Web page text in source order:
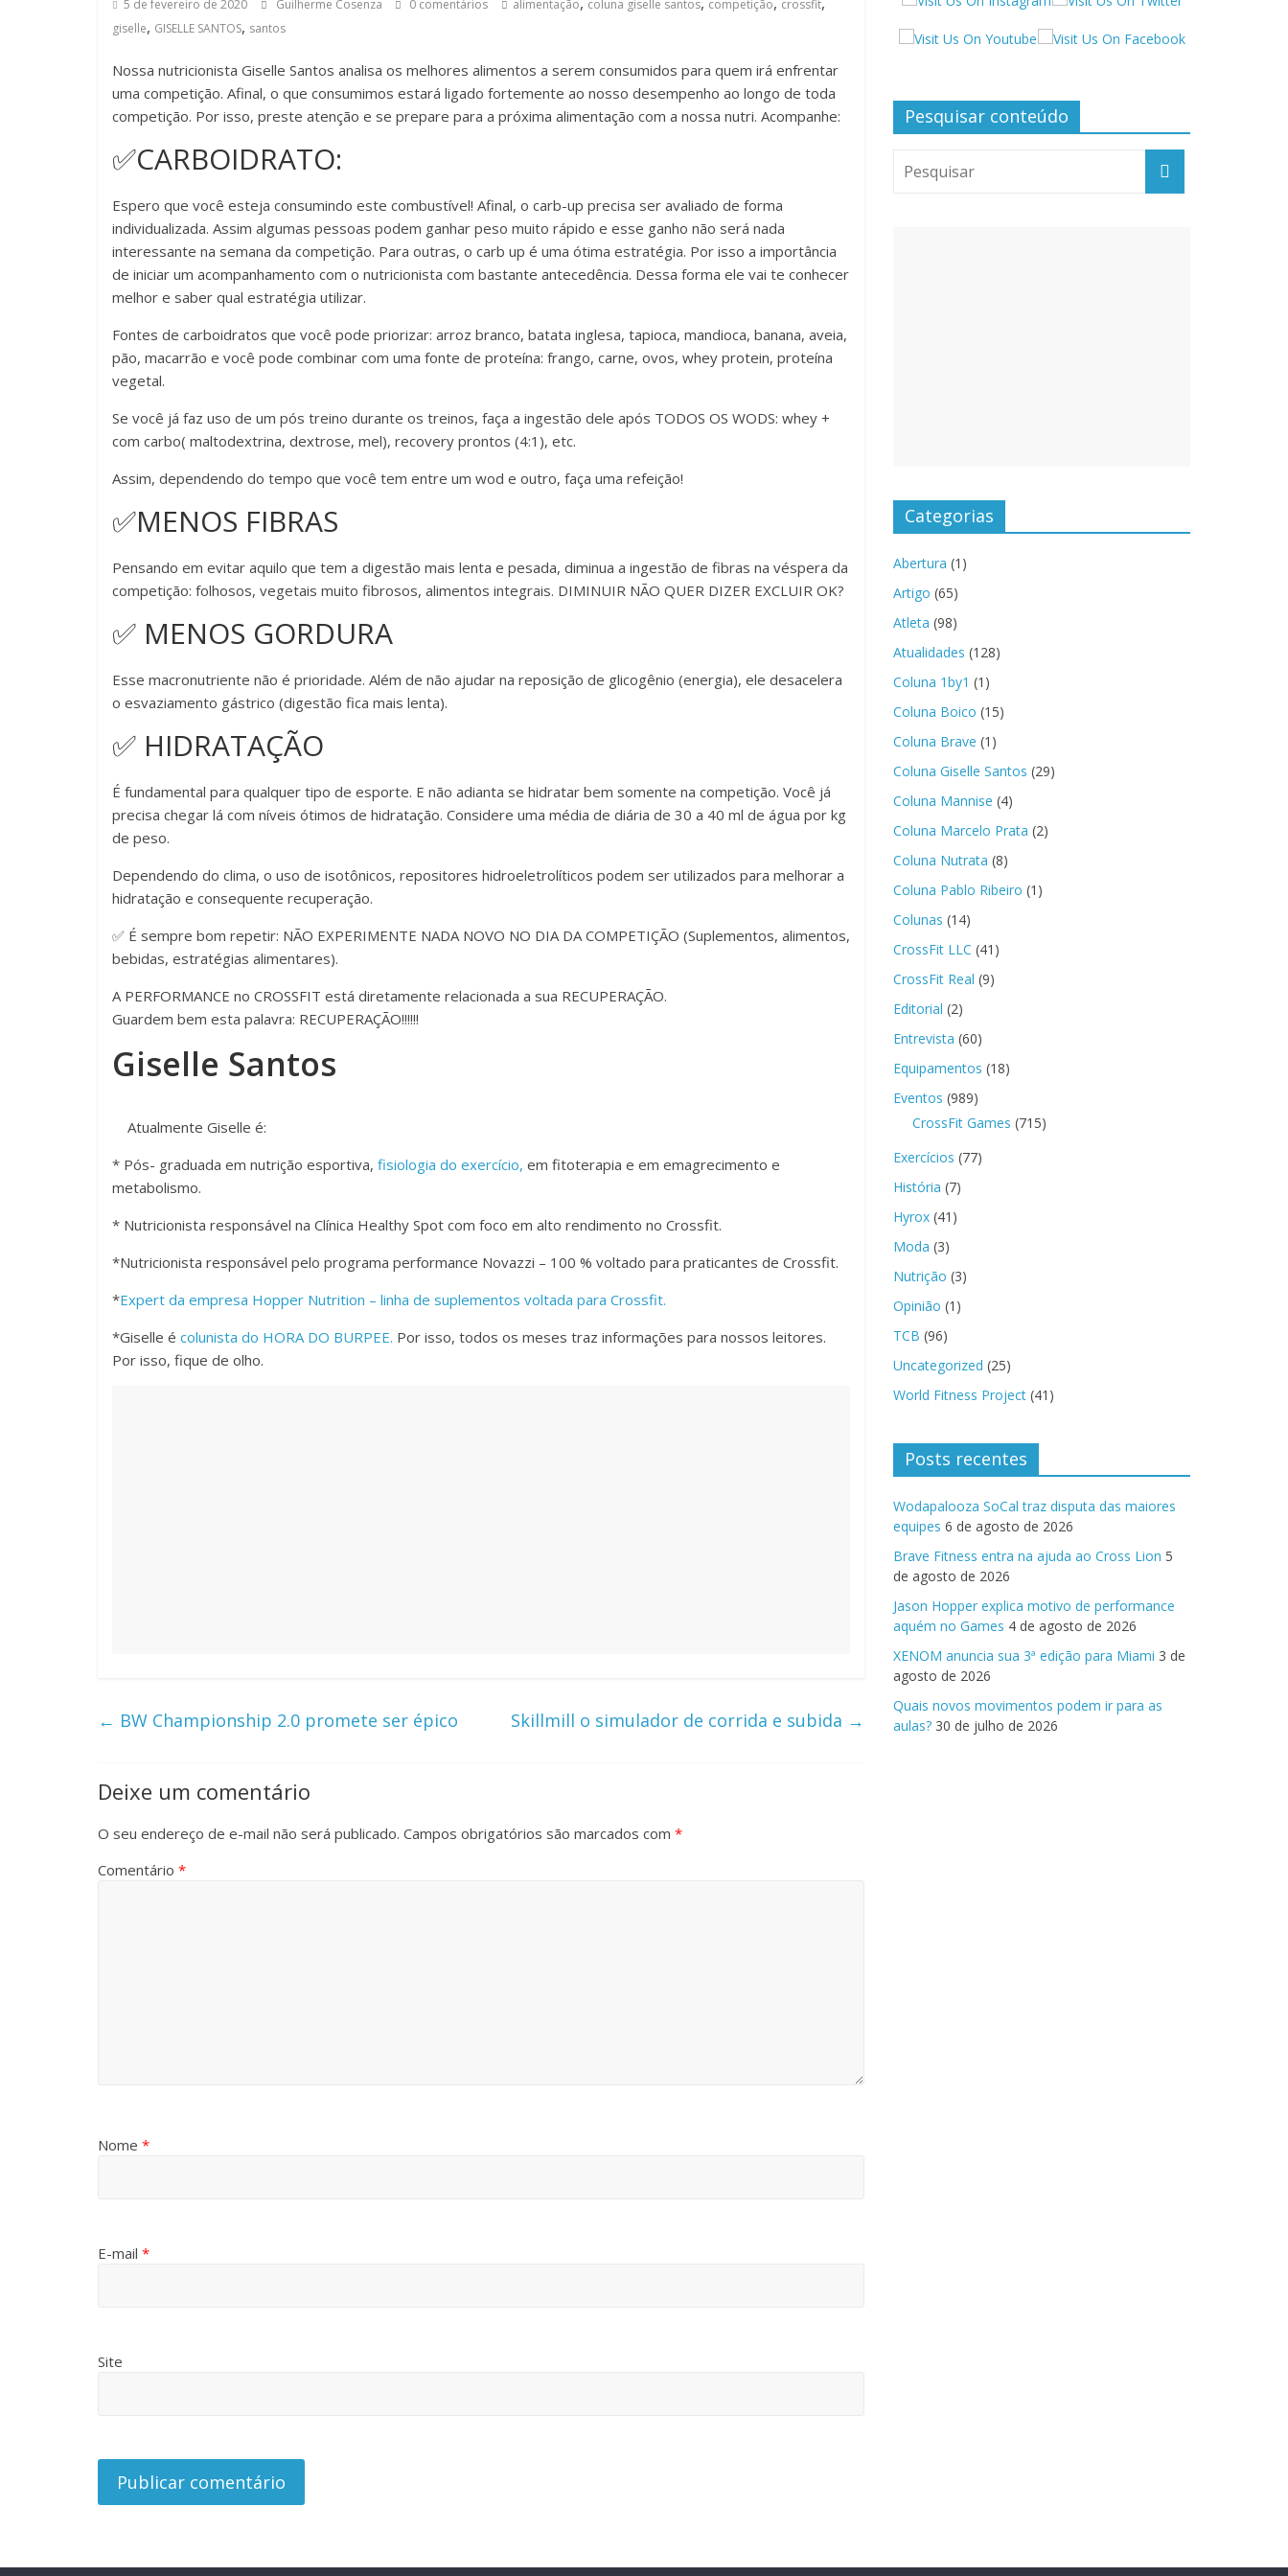
do
Burpee
5 de fevereiro de 2020 Guilherme Cosenza 0 comentários alimentação coluna giselle santos competição crossfit
giselle, GISELLE SANTOS, santos
Nossa nutricionista Giselle Santos analisa os melhores alimentos a serem consumidos para quem irá enfrentar
uma competição. Afinal, o que consumimos estará ligado fortemente ao nosso desempenho ao longo de toda
competição. Por isso, preste atenção e se prepare para a próxima alimentação com a nossa nutri. Acompanhe:
✅CARBOIDRATO:
Espero que você esteja consumindo este combustível! Afinal, o carb-up precisa ser avaliado de forma
individualizada. Assim algumas pessoas podem ganhar peso muito rápido e esse ganho não será nada
interessante na semana da competição. Para outras, o carb up é uma ótima estratégia. Por isso a importância
de iniciar um acompanhamento com o nutricionista com bastante antecedência. Dessa forma ele vai te conhecer
melhor e saber qual estratégia utilizar.
Fontes de carboidratos que você pode priorizar: arroz branco, batata inglesa, tapioca, mandioca, banana, aveia,
pão, macarrão e você pode combinar com uma fonte de proteína: frango, carne, ovos, whey protein, proteína
vegetal.
Se você já faz uso de um pós treino durante os treinos, faça a ingestão dele após TODOS OS WODS: whey +
com carbo( maltodextrina, dextrose, mel), recovery prontos (4:1), etc.
Assim, dependendo do tempo que você tem entre um wod e outro, faça uma refeição!
✅MENOS FIBRAS
Pensando em evitar aquilo que tem a digestão mais lenta e pesada, diminua a ingestão de fibras na véspera da
competição: folhosos, vegetais muito fibrosos, alimentos integrais. DIMINUIR NÃO QUER DIZER EXCLUIR OK?
✅ MENOS GORDURA
Esse macronutriente não é prioridade. Além de não ajudar na reposição de glicogênio (energia), ele desacelera
o esvaziamento gástrico (digestão fica mais lenta).
✅ HIDRATAÇÃO
É fundamental para qualquer tipo de esporte. E não adianta se hidratar bem somente na competição. Você já
precisa chegar lá com níveis ótimos de hidratação. Considere uma média de diária de 30 a 40 ml de água por kg
de peso.
Dependendo do clima, o uso de isotônicos, repositores hidroeletrolíticos podem ser utilizados para melhorar a
hidratação e consequente recuperação.
✅ É sempre bom repetir: NÃO EXPERIMENTE NADA NOVO NO DIA DA COMPETIÇÃO (Suplementos, alimentos,
bebidas, estratégias alimentares).
A PERFORMANCE no CROSSFIT está diretamente relacionada a sua RECUPERAÇÃO.
Guardem bem esta palavra: RECUPERAÇÃO!!!!!!
Giselle Santos
Atualmente Giselle é:
* Pós- graduada em nutrição esportiva, fisiologia do exercício, em fitoterapia e em emagrecimento e
metabolismo.
* Nutricionista responsável na Clínica Healthy Spot com foco em alto rendimento no Crossfit.
*Nutricionista responsável pelo programa performance Novazzi – 100 % voltado para praticantes de Crossfit.
*Expert da empresa Hopper Nutrition – linha de suplementos voltada para Crossfit.
*Giselle é colunista do HORA DO BURPEE. Por isso, todos os meses traz informações para nossos leitores.
Por isso, fique de olho.
← BW Championship 2.0 promete ser épico Skillmill o simulador de corrida e subida →
Deixe um comentário
O seu endereço de e-mail não será publicado. Campos obrigatórios são marcados com *
Comentário *
Nome *
E-mail *
Site
Pesquisar conteúdo
Categorias
Abertura (1)
Artigo (65)
Atleta (98)
Atualidades (128)
Coluna 1by1 (1)
Coluna Boico (15)
Coluna Brave (1)
Coluna Giselle Santos (29)
Coluna Mannise (4)
Coluna Marcelo Prata (2)
Coluna Nutrata (8)
Coluna Pablo Ribeiro (1)
Colunas (14)
CrossFit LLC (41)
CrossFit Real (9)
Editorial (2)
Entrevista (60)
Equipamentos (18)
Eventos (989)
CrossFit Games (715)
Exercícios (77)
História (7)
Hyrox (41)
Moda (3)
Nutrição (3)
Opinião (1)
TCB (96)
Uncategorized (25)
World Fitness Project (41)
Posts recentes
Wodapalooza SoCal traz disputa das maiores
equipes 6 de agosto de 2026
Brave Fitness entra na ajuda ao Cross Lion 5
de agosto de 2026
Jason Hopper explica motivo de performance
aquém no Games 4 de agosto de 2026
XENOM anuncia sua 3ª edição para Miami 3 de
agosto de 2026
Quais novos movimentos podem ir para as
aulas? 30 de julho de 2026